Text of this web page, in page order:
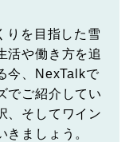
りを目指した 雪
活や働き方を追
今、NexTalkで
でご紹介してい
、そしてワイン
ましょう。